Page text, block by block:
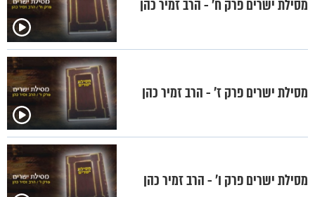
מסילת ישרים פרק ח’ - הרב זמיר כהן
מסילת ישרים פרק ז’ - הרב זמיר כהן
מסילת ישרים פרק ו’ - הרב זמיר כהן